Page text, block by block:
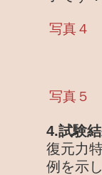
写真４
写真５
4.試験
復元力
例を示